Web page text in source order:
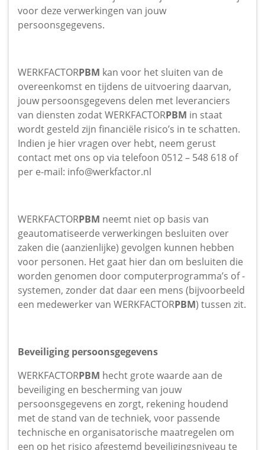
voor deze verwerkingen van jouw
persoonsgegevens.
WERKFACTORPBM kan voor het sluiten van de
overeenkomst en tijdens de uitvoering daarvan,
jouw persoonsgegevens delen met leveranciers
van diensten zodat WERKFACTORPBM in staat
wordt gesteld zijn financiële risico’s in te schatten.
Indien je hier vragen over hebt, neem gerust
contact met ons op via telefoon 0512 – 548 618 of
per e-mail: info@werkfactor.nl
WERKFACTORPBM neemt niet op basis van
geautomatiseerde verwerkingen besluiten over
zaken die (aanzienlijke) gevolgen kunnen hebben
voor personen. Het gaat hier dan om besluiten die
worden genomen door computerprogramma’s of -
systemen, zonder dat daar een mens (bijvoorbeeld
een medewerker van WERKFACTORPBM) tussen zit.
Beveiliging persoonsgegevens
WERKFACTORPBM hecht grote waarde aan de
beveiliging en bescherming van jouw
persoonsgegevens en zorgt, rekening houdend
met de stand van de techniek, voor passende
technische en organisatorische maatregelen om
een op het risico afgestemd beveiligingsniveau te